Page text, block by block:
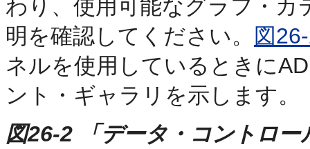
わり、使用可能なグラフ・
明を確認してください。
図
ネルを使用しているときに
ント・ギャラリを示します。
図26-2 「データ・コントロ